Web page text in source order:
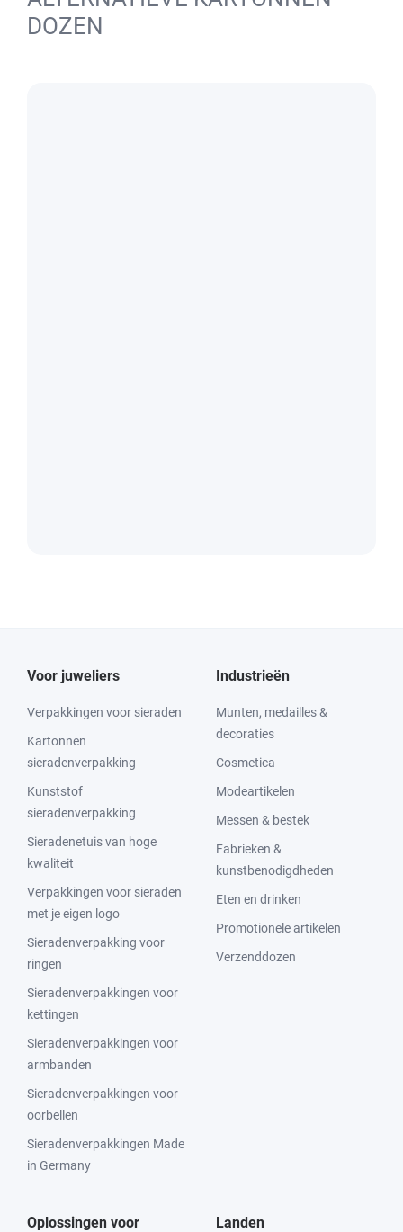
DOZEN
Voor juweliers
Verpakkingen voor sieraden
Kartonnen
sieradenverpakking
Kunststof
sieradenverpakking
Sieradenetuis van hoge
kwaliteit
Verpakkingen voor sieraden
met je eigen logo
Sieradenverpakking voor
ringen
Sieradenverpakkingen voor
kettingen
Sieradenverpakkingen voor
armbanden
Sieradenverpakkingen voor
oorbellen
Sieradenverpakkingen Made
in Germany
Industrieën
Munten, medailles &
decoraties
Cosmetica
Modeartikelen
Messen & bestek
Fabrieken &
kunstbenodigdheden
Eten en drinken
Promotionele artikelen
Verzenddozen
Oplossingen voor
Landen